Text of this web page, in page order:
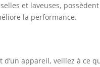
et laveuses,
la performance.
appareil, veillez à ce